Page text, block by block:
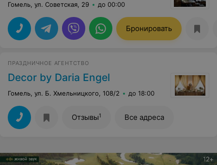
Гомель, ул. Советская, 29 до 00:00
Бронировать
ПРАЗДНИЧНОЕ АГЕНТСТВО
Decor by Daria Engel
Гомель, ул. Б. Хмельницкого, 108/2 до 18:00
Отзывы1 Все адреса